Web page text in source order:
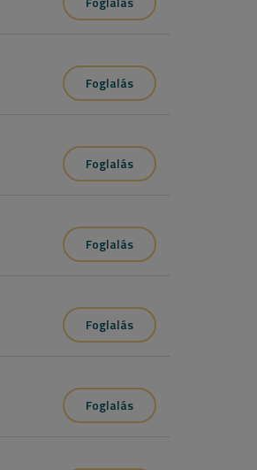
Foglalás
Foglalás
Foglalás
Foglalás
Foglalás